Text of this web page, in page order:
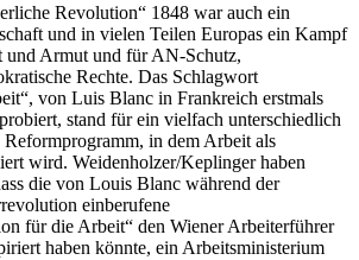
Revolution“ 1848 war auch ein
und in vielen Teilen Europas ein Kampf
und Armut und für AN-Schutz,
Rechte. Das Schlagwort
von Luis Blanc in Frankreich erstmals
stand für ein vielfach unterschiedlich
Reformprogramm, in dem Arbeit als
wird. Weidenholzer/Keplingerhaben
die von Louis Blanc während der
einberufene
für die Arbeit“ den Wiener Arbeiterführer
haben könnte, ein Arbeitsministerium